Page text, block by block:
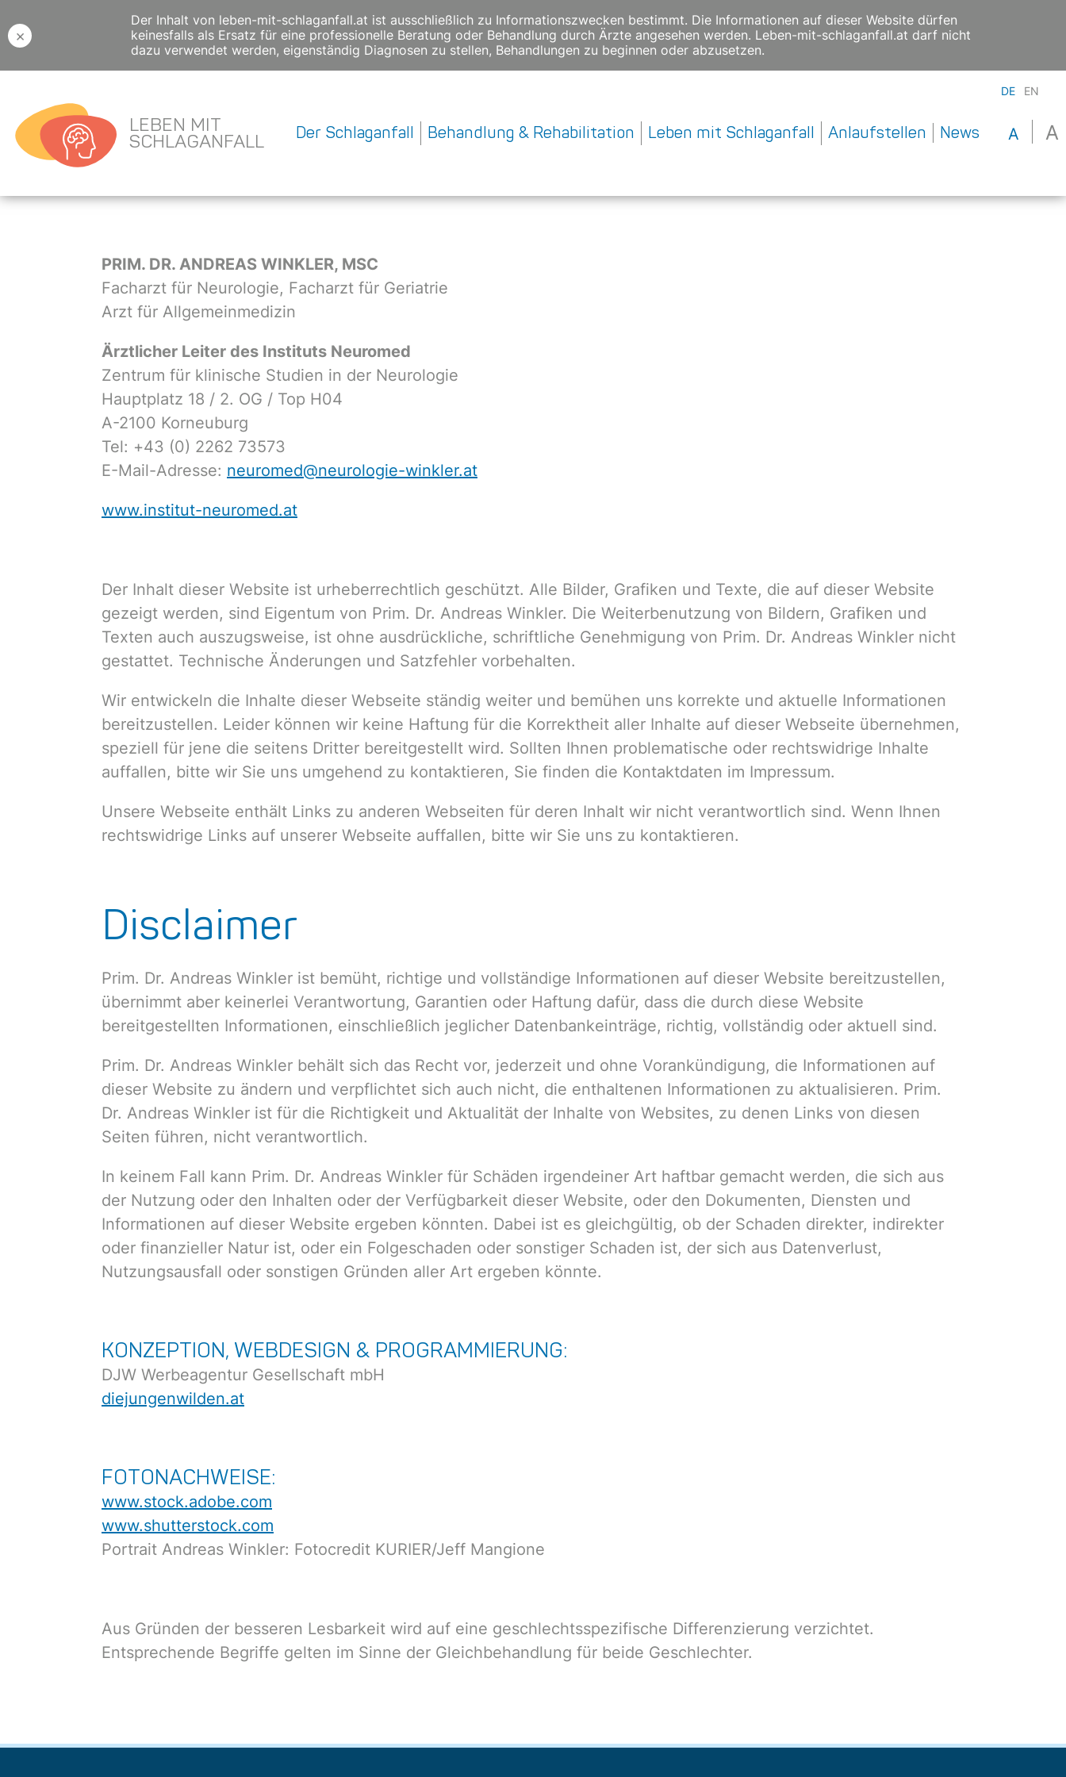
Der Inhalt von leben-mit-schlaganfall.at ist ausschließlich zu Informationszwecken bestimmt. Die Informationen auf dieser Website dürfen
keinesfalls als Ersatz für eine professionelle Beratung oder Behandlung durch Ärzte angesehen werden. Leben-mit-schlaganfall.at darf nicht
dazu verwendet werden, eigenständig Diagnosen zu stellen, Behandlungen zu beginnen oder abzusetzen.
×
LEBEN MIT
SCHLAGANFALL Der Schlaganfall Behandlung & Rehabilitation Leben mit Schlaganfall Anlaufstellen News A A
DE EN
Impressum
PRIM. DR. ANDREAS WINKLER, MSC
Facharzt für Neurologie, Facharzt für Geriatrie
Arzt für Allgemeinmedizin
Ärztlicher Leiter des Instituts Neuromed
Zentrum für klinische Studien in der Neurologie
Hauptplatz 18 / 2. OG / Top H04
A-2100 Korneuburg
Tel: +43 (0) 2262 73573
E-Mail-Adresse: neuromed@neurologie-winkler.at
www.institut-neuromed.at
Der Inhalt dieser Website ist urheberrechtlich geschützt. Alle Bilder, Grafiken und Texte, die auf dieser Website
gezeigt werden, sind Eigentum von Prim. Dr. Andreas Winkler. Die Weiterbenutzung von Bildern, Grafiken und
Texten auch auszugsweise, ist ohne ausdrückliche, schriftliche Genehmigung von Prim. Dr. Andreas Winkler nicht
gestattet. Technische Änderungen und Satzfehler vorbehalten.
Wir entwickeln die Inhalte dieser Webseite ständig weiter und bemühen uns korrekte und aktuelle Informationen
bereitzustellen. Leider können wir keine Haftung für die Korrektheit aller Inhalte auf dieser Webseite übernehmen,
speziell für jene die seitens Dritter bereitgestellt wird. Sollten Ihnen problematische oder rechtswidrige Inhalte
auffallen, bitte wir Sie uns umgehend zu kontaktieren, Sie finden die Kontaktdaten im Impressum.
Unsere Webseite enthält Links zu anderen Webseiten für deren Inhalt wir nicht verantwortlich sind. Wenn Ihnen
rechtswidrige Links auf unserer Webseite auffallen, bitte wir Sie uns zu kontaktieren.
Disclaimer
Prim. Dr. Andreas Winkler ist bemüht, richtige und vollständige Informationen auf dieser Website bereitzustellen,
übernimmt aber keinerlei Verantwortung, Garantien oder Haftung dafür, dass die durch diese Website
bereitgestellten Informationen, einschließlich jeglicher Datenbankeinträge, richtig, vollständig oder aktuell sind.
Prim. Dr. Andreas Winkler behält sich das Recht vor, jederzeit und ohne Vorankündigung, die Informationen auf
dieser Website zu ändern und verpflichtet sich auch nicht, die enthaltenen Informationen zu aktualisieren. Prim.
Dr. Andreas Winkler ist für die Richtigkeit und Aktualität der Inhalte von Websites, zu denen Links von diesen
Seiten führen, nicht verantwortlich.
In keinem Fall kann Prim. Dr. Andreas Winkler für Schäden irgendeiner Art haftbar gemacht werden, die sich aus
der Nutzung oder den Inhalten oder der Verfügbarkeit dieser Website, oder den Dokumenten, Diensten und
Informationen auf dieser Website ergeben könnten. Dabei ist es gleichgültig, ob der Schaden direkter, indirekter
oder finanzieller Natur ist, oder ein Folgeschaden oder sonstiger Schaden ist, der sich aus Datenverlust,
Nutzungsausfall oder sonstigen Gründen aller Art ergeben könnte.
KONZEPTION, WEBDESIGN & PROGRAMMIERUNG:
DJW Werbeagentur Gesellschaft mbH
diejungenwilden.at
FOTONACHWEISE:
www.stock.adobe.com
www.shutterstock.com
Portrait Andreas Winkler: Fotocredit KURIER/Jeff Mangione
Aus Gründen der besseren Lesbarkeit wird auf eine geschlechtsspezifische Differenzierung verzichtet.
Entsprechende Begriffe gelten im Sinne der Gleichbehandlung für beide Geschlechter.